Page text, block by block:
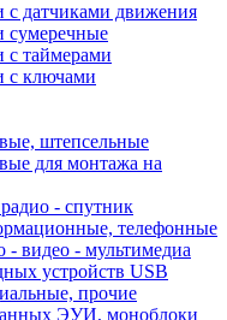
с датчиками движения
сумеречные
с таймерами
с ключами
штепсельные
для монтажа на
- спутник
телефонные
- видео - мультимедиа
устройств USB
прочие
ЭУИ, моноблоки